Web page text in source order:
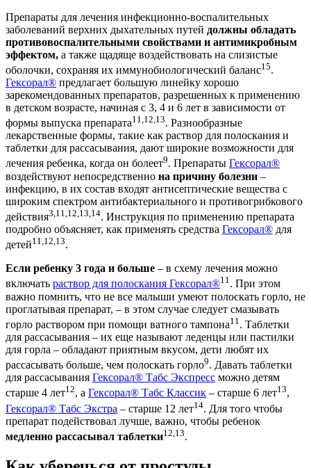
Препараты для лечения инфекционно-воспалительных
заболеваний верхних дыхательных путей должны обладать
противовоспалительными свойствами и антимикробным
эффектом, а также щадяще воздействовать на слизистые
оболочки, сохраняя их иммунобиологический баланс15.
Гексорал® предлагает большую линейку хорошо
зарекомендованных препаратов, разрешенных к применению
в детском возрасте, начиная с 3, 4 и 6 лет в зависимости от
формы выпуска препарата11,12,13. Разнообразные
лекарственные формы, такие как раствор для полоскания и
таблетки для рассасывания, дают широкие возможности для
лечения ребенка, когда он болеет9. Препараты Гексорал®
воздействуют непосредственно на причину болезни –
инфекцию, в их состав входят антисептические вещества с
широким спектром антибактериального и противогрибкового
действия3,11,12,13,14. Инструкция по применению препарата
подробно объясняет, как применять средства Гексорал® для
детей11,12,13.
Если ребенку 3 года и больше – в схему лечения можно
включать раствор для полоскания Гексорал®11. При этом
важно помнить, что не все малыши умеют полоскать горло, не
проглатывая препарат, – в этом случае следует смазывать
горло раствором при помощи ватного тампона11 . Таблетки
для рассасывания – их еще называют леденцы или пастилки
для горла – обладают приятным вкусом, дети любят их
рассасывать больше, чем полоскать горло9. Давать таблетки
для рассасывания Гексорал® Табс Экспресс можно детям
старше 4 лет12, а Гексорал® Табс Классик – старше 6 лет13,
Гексорал® Табс Экстра – старше 12 лет14. Для того чтобы
препарат подействовал лучше, важно, чтобы ребенок
медленно рассасывал таблетки12,13.